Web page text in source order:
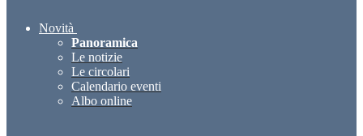
Novità
Panoramica
Le notizie
Le circolari
Calendario eventi
Albo online